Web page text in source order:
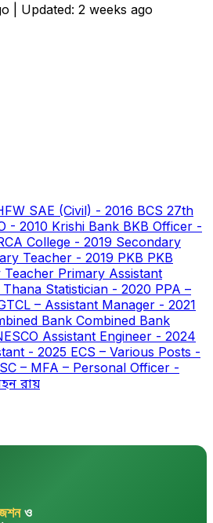
| Updated: 2 weeks ago
SAE (Civil) - 2016 BCS 27th
- 2010 Krishi Bank BKB Officer -
College - 2019 Secondary
Teacher - 2019 PKB PKB
Teacher Primary Assistant
Thana Statistician - 2020 PPA –
– Assistant Manager - 2021
Bank Combined Bank
Assistant Engineer - 2024
- 2025 ECS – Various Posts -
– MFA – Personal Officer -
রায়
ও